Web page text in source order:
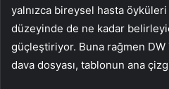
yalnızca bireysel hasta
düzeyinde de ne kadar
güçleştiriyor. Buna rağmen
dava dosyası, tablonun ana